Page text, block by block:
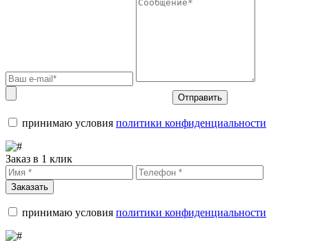
Отправить
принимаю условия политики конфиденциальности
Заказ в 1 клик
Заказать
принимаю условия политики конфиденциальности